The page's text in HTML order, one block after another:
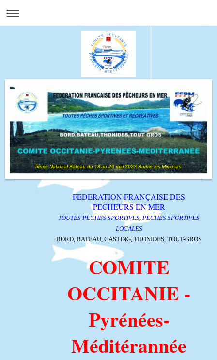
5ème National Bateau du 18 au 20 mai 2023 Borme les Mimosas
FEDERATION FRANÇAISE DES
PECHEURS EN MER
TOUTES PECHES SPORTIVES, PECHES SPORTIVES
LOCALES
BORD, BATEAU, CASTING, THONIDES, TOUT-GROS
COMITE
OCCITANIE -
Pyrénées-
Méditérannée